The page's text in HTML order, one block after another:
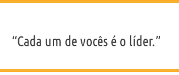
“Cada um de vocês é o líder.”